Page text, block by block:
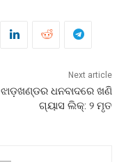
Next article
ଝାଡ଼ଖଣ୍ଡର ଧନବାଦରେ ଖଣି
ଗ୍ୟାସ ଲିକ୍: ୨ ମୃତ